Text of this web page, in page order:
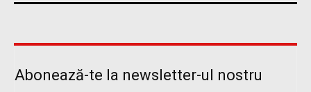
Abonează-te la newsletter-ul nostru